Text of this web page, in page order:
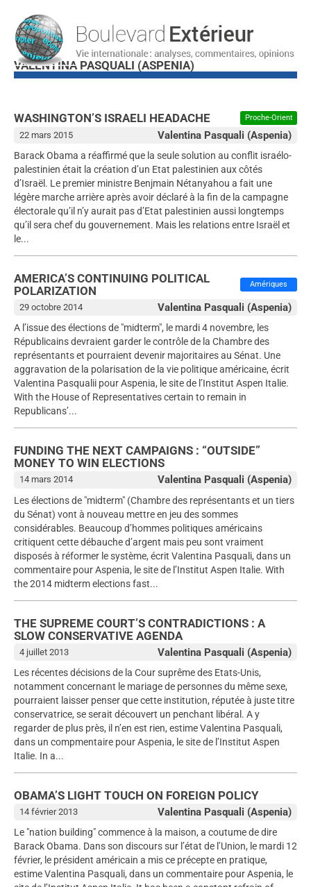
VALENTINA PASQUALI (ASPENIA)
Proche-Orient
WASHINGTON’S ISRAELI HEADACHE
Valentina Pasquali (Aspenia)
22 mars 2015
Barack Obama a réaffirmé que la seule solution au conflit israélo-
palestinien était la création d’un Etat palestinien aux côtés
d’Israël. Le premier ministre Benjmain Nétanyahou a fait une
légère marche arrière après avoir déclaré à la fin de la campagne
électorale qu’il n’y aurait pas d’Etat palestinien aussi longtemps
qu’il sera chef du gouvernement. Mais les relations entre Israël et
le...
Amériques
AMERICA’S CONTINUING POLITICAL
POLARIZATION
Valentina Pasquali (Aspenia)
29 octobre 2014
A l’issue des élections de "midterm", le mardi 4 novembre, les
Républicains devraient garder le contrôle de la Chambre des
représentants et pourraient devenir majoritaires au Sénat. Une
aggravation de la polarisation de la vie politique américaine, écrit
Valentina Pasqualii pour Aspenia, le site de l’Institut Aspen Italie.
With the House of Representatives certain to remain in
Republicans’...
FUNDING THE NEXT CAMPAIGNS : “OUTSIDE”
MONEY TO WIN ELECTIONS
Valentina Pasquali (Aspenia)
14 mars 2014
Les élections de "midterm" (Chambre des représentants et un tiers
du Sénat) vont à nouveau mettre en jeu des sommes
considérables. Beaucoup d’hommes politiques américains
critiquent cette débauche d’argent mais peu sont vraiment
disposés à réformer le système, écrit Valentina Pasquali, dans un
commentaire pour Aspenia, le site de l’Institut Aspen Italie. With
the 2014 midterm elections fast...
THE SUPREME COURT’S CONTRADICTIONS : A
SLOW CONSERVATIVE AGENDA
Valentina Pasquali (Aspenia)
4 juillet 2013
Les récentes décisions de la Cour suprême des Etats-Unis,
notamment concernant le mariage de personnes du même sexe,
pourraient laisser penser que cette institution, réputée à juste titre
conservatrice, se serait découvert un penchant libéral. A y
regarder de plus près, il n’en est rien, estime Valentina Pasquali,
dans un compmentaire pour Aspenia, le site de l’Institut Aspen
Italie. In a...
OBAMA’S LIGHT TOUCH ON FOREIGN POLICY
Valentina Pasquali (Aspenia)
14 février 2013
Le "nation building" commence à la maison, a coutume de dire
Barack Obama. Dans son discours sur l’état de l’Union, le mardi 12
février, le président américain a mis ce précepte en pratique,
estime Valentina Pasquali, dans un commentaire pour Aspenia, le